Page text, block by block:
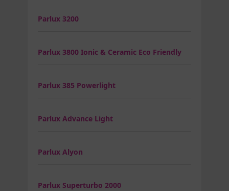
Parlux 3200
Parlux 3800 Ionic & Ceramic Eco Friendly
Parlux 385 Powerlight
Parlux Advance Light
Parlux Alyon
Parlux Superturbo 2000